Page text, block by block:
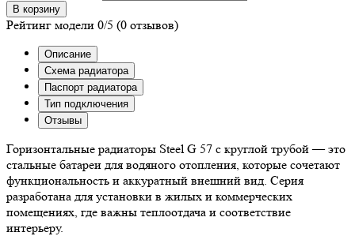
В корзину
Рейтинг модели 0/5 (0 отзывов)
Описание
Схема радиатора
Паспорт радиатора
Тип подключения
Отзывы
Горизонтальные радиаторы Steel G 57 с круглой трубой — это
стальные батареи для водяного отопления, которые сочетают
функциональность и аккуратный внешний вид. Серия
разработана для установки в жилых и коммерческих
помещениях, где важны теплоотдача и соответствие
интерьеру.